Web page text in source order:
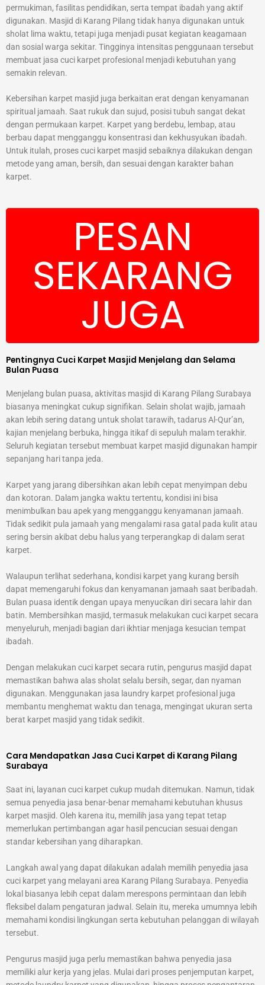
permukiman, fasilitas pendidikan, serta tempat ibadah yang aktif
digunakan. Masjid di Karang Pilang tidak hanya digunakan untuk
sholat lima waktu, tetapi juga menjadi pusat kegiatan keagamaan
dan sosial warga sekitar. Tingginya intensitas penggunaan tersebut
membuat jasa cuci karpet profesional menjadi kebutuhan yang
semakin relevan.
Kebersihan karpet masjid juga berkaitan erat dengan kenyamanan
spiritual jamaah. Saat rukuk dan sujud, posisi tubuh sangat dekat
dengan permukaan karpet. Karpet yang berdebu, lembap, atau
berbau dapat mengganggu konsentrasi dan kekhusyukan ibadah.
Untuk itulah, proses cuci karpet masjid sebaiknya dilakukan dengan
metode yang aman, bersih, dan sesuai dengan karakter bahan
karpet.
PESAN
SEKARANG
JUGA
Pentingnya Cuci Karpet Masjid Menjelang dan Selama
Bulan Puasa
Menjelang bulan puasa, aktivitas masjid di Karang Pilang Surabaya
biasanya meningkat cukup signifikan. Selain sholat wajib, jamaah
akan lebih sering datang untuk sholat tarawih, tadarus Al-Qur’an,
kajian menjelang berbuka, hingga itikaf di sepuluh malam terakhir.
Seluruh kegiatan tersebut membuat karpet masjid digunakan hampir
sepanjang hari tanpa jeda.
Karpet yang jarang dibersihkan akan lebih cepat menyimpan debu
dan kotoran. Dalam jangka waktu tertentu, kondisi ini bisa
menimbulkan bau apek yang mengganggu kenyamanan jamaah.
Tidak sedikit pula jamaah yang mengalami rasa gatal pada kulit atau
sering bersin akibat debu halus yang terperangkap di dalam serat
karpet.
Walaupun terlihat sederhana, kondisi karpet yang kurang bersih
dapat memengaruhi fokus dan kenyamanan jamaah saat beribadah.
Bulan puasa identik dengan upaya menyucikan diri secara lahir dan
batin. Membersihkan masjid, termasuk melakukan cuci karpet secara
menyeluruh, menjadi bagian dari ikhtiar menjaga kesucian tempat
ibadah.
Dengan melakukan cuci karpet secara rutin, pengurus masjid dapat
memastikan bahwa alas sholat selalu bersih, segar, dan nyaman
digunakan. Menggunakan jasa laundry karpet profesional juga
membantu menghemat waktu dan tenaga, mengingat ukuran serta
berat karpet masjid yang tidak sedikit.
Cara Mendapatkan Jasa Cuci Karpet di Karang Pilang
Surabaya
Saat ini, layanan cuci karpet cukup mudah ditemukan. Namun, tidak
semua penyedia jasa benar-benar memahami kebutuhan khusus
karpet masjid. Oleh karena itu, memilih jasa yang tepat tetap
memerlukan pertimbangan agar hasil pencucian sesuai dengan
standar kebersihan yang diharapkan.
Langkah awal yang dapat dilakukan adalah memilih penyedia jasa
cuci karpet yang melayani area Karang Pilang Surabaya. Penyedia
lokal biasanya lebih cepat dalam merespons permintaan dan lebih
fleksibel dalam pengaturan jadwal. Selain itu, mereka umumnya lebih
memahami kondisi lingkungan serta kebutuhan pelanggan di wilayah
tersebut.
Pengurus masjid juga perlu memastikan bahwa penyedia jasa
memiliki alur kerja yang jelas. Mulai dari proses penjemputan karpet,